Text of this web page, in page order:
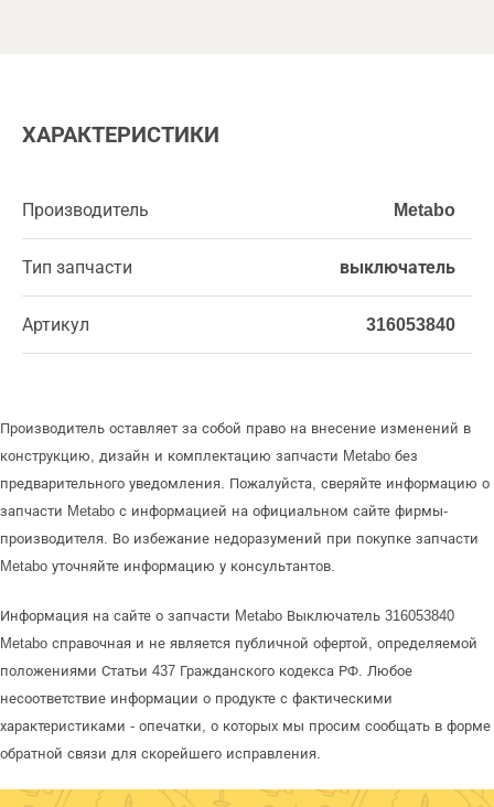
ХАРАКТЕРИСТИКИ
Производитель Metabo
Тип запчасти выключатель
Артикул 316053840
Производитель оставляет за собой право на внесение изменений в
конструкцию, дизайн и комплектацию запчасти Metabo без
предварительного уведомления. Пожалуйста, сверяйте информацию о
запчасти Metabo с информацией на официальном сайте фирмы-
производителя. Во избежание недоразумений при покупке запчасти
Metabo уточняйте информацию у консультантов.
Информация на сайте о запчасти Metabo Выключатель 316053840
Metabo справочная и не является публичной офертой, определяемой
положениями Статьи 437 Гражданского кодекса РФ. Любое
несоответствие информации о продукте с фактическими
характеристиками - опечатки, о которых мы просим сообщать в форме
обратной связи для скорейшего исправления.